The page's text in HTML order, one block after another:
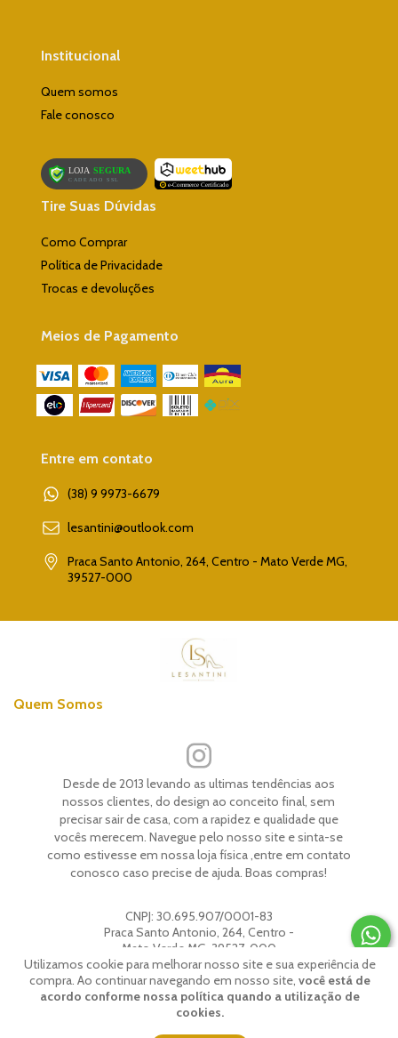
Utilizamos cookie para melhorar nosso site e sua experiência de
compra. Ao continuar navegando em nosso site, você está de
acordo conforme nossa política quando a utilização de
cookies.
Institucional
Quem somos
Fale conosco
Tire Suas Dúvidas
Como Comprar
Política de Privacidade
Trocas e devoluções
Meios de Pagamento
Entre em contato
(38) 9 9973-6679
lesantini@outlook.com
Praca Santo Antonio, 264, Centro - Mato Verde MG,
39527-000
Quem Somos
Desde de 2013 levando as ultimas tendências aos
nossos clientes, do design ao conceito final, sem
precisar sair de casa, com a rapidez e qualidade que
vocês merecem. Navegue pelo nosso site e sinta-se
como estivesse em nossa loja física ,entre em contato
conosco caso precise de ajuda. Boas compras!
CNPJ: 30.695.907/0001-83
Praca Santo Antonio, 264, Centro -
Mato Verde MG, 39527-000
© 2026 | Todos os direitos reservados.Lesantini.
Weethub|Política de Privacidade